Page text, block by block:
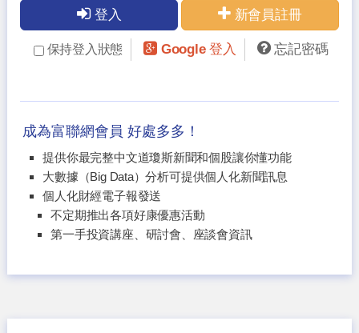
登入 新會員註冊
保持登入狀態 Google 登入 忘記密碼
成為富聯網會員 好處多多！
提供你最完整中文道瓊斯新聞和個股讓你懂功能
大數據（Big Data）分析可提供個人化新聞訊息
個人化財經電子報發送
不定期推出各項好康優惠活動
第一手投資講座、研討會、座談會資訊